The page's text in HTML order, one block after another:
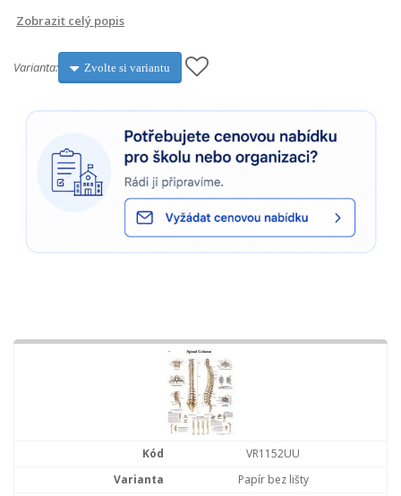
Zobrazit celý popis
Varianta: Zvolte si variantu
VR1152UU
Papír bez lišty